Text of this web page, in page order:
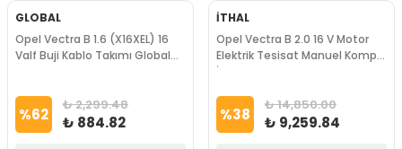
GLOBAL
Opel Vectra B 1.6 (X16XEL) 16
Valf Buji Kablo Takımı Global
%62 ₺ 2,299.48
₺ 884.82
İTHAL
Opel Vectra B 2.0 16 V Motor
Elektrik Tesisat Manuel Komple
İthal Marka
%38 ₺ 14,850.00
₺ 9,259.84